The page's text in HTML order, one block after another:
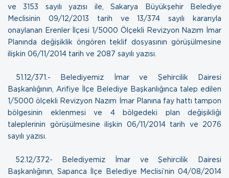
ve 3153 sayılı yazısı ile, Sakarya Büyükşehir Belediye
Meclisinin 09/12/2013 tarih ve 13/374 sayılı kararıyla
onaylanan Erenler İlçesi 1/5000 Ölçekli Revizyon Nazım İmar
Planında değişiklik öngören teklif dosyasının görüşülmesine
ilişkin 06/11/2014 tarih ve 2087 sayılı yazısı.
51.12/371.- Belediyemiz İmar ve Şehircilik Dairesi
Başkanlığının, Arifiye İlçe Belediye Başkanlığınca talep edilen
1/5000 ölçekli Revizyon Nazım İmar Planına fay hattı tampon
bölgesinin eklenmesi ve 4 bölgedeki plan değişikliği
taleplerinin görüşülmesine ilişkin 06/11/2014 tarih ve 2076
sayılı yazısı.
52.12/372- Belediyemiz İmar ve Şehircilik Dairesi
Başkanlığının, Sapanca İlçe Belediye Meclisi’nin 04/08/2014